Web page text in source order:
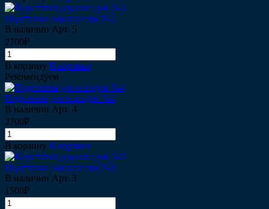
Подставка для насадок №5
В наличии Арт. 5
2700₽
В корзину В корзине
Рекомендуем
Подставка для насадок №4
В наличии Арт. 4
2700₽
В корзину В корзине
Подставка для насадок №3
В наличии Арт. 3
1500₽